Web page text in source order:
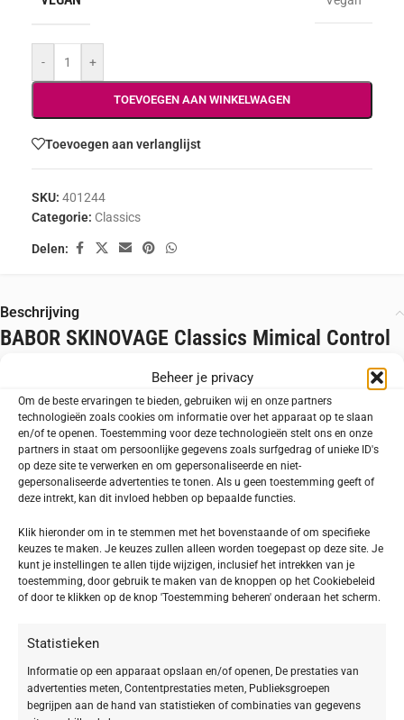
Beheer je privacy
Om de beste ervaringen te bieden, gebruiken wij en onze partners
technologieën zoals cookies om informatie over het apparaat op te slaan
en/of te openen. Toestemming voor deze technologieën stelt ons en onze
partners in staat om persoonlijke gegevens zoals surfgedrag of unieke ID's
op deze site te verwerken en om gepersonaliseerde en niet-
gepersonaliseerde advertenties te tonen. Als u geen toestemming geeft of
deze intrekt, kan dit invloed hebben op bepaalde functies.
Klik hieronder om in te stemmen met het bovenstaande of om specifieke
keuzes te maken. Je keuzes zullen alleen worden toegepast op deze site. Je
kunt je instellingen te allen tijde wijzigen, inclusief het intrekken van je
toestemming, door gebruik te maken van de knoppen op het Cookiebeleid
of door te klikken op de knop 'Toestemming beheren' onderaan het scherm.
Statistieken
Informatie op een apparaat opslaan en/of openen, De prestaties van
advertenties meten, Contentprestaties meten, Publieksgroepen
begrijpen aan de hand van statistieken of combinaties van gegevens
- +
TOEVOEGEN AAN WINKELWAGEN
Toevoegen aan verlanglijst
SKU: 401244
Categorie: Classics
Delen:
Beschrijving
BABOR SKINOVAGE Classics Mimical Control
De Mimical Control Cream bestrijdt doeltreffend de
zichtbare tekenen van verschillende soorten stress
op je huid. De lichte crème versterkt je huid van
binnen uit en verhelpt micro-spanningen, om licht-
en omgevingsgerelateerde huidveroudering te
voorkomen.
De gezichtshuid is niet alleen blootgesteld aan
dagelijkse bewegingen. Gezichtsuitdrukkingen en micro-
De Mimical Control Cream bestrijdt doelgericht de vorming
van mimische rimpels en zorgt voor een frisser, gladder